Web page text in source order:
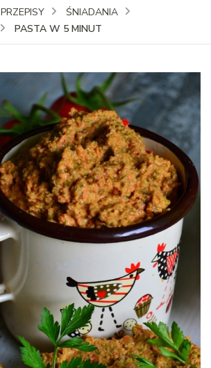
PRZEPISY
ŚNIADANIA
PASTA W 5 MINUT